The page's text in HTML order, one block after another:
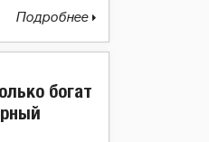
Подробнее
богат